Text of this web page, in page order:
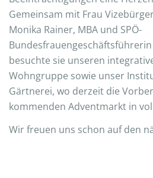
Gemeinsam mit Frau
Monika Rainer, MBA und SPÖ-
Bundesfrauengeschäftsführerin
besuchte sie unseren
Wohngruppe sowie unser
Gärtnerei, wo derzeit die
kommenden Adventmarkt in
Wir freuen uns schon auf den